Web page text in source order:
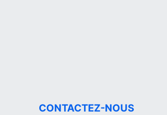
CONTACTEZ-NOUS